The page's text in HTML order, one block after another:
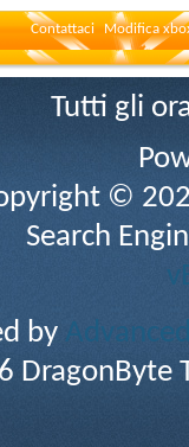
Contattaci Modifica
Tutti gli
©
Search
by
DragonByte